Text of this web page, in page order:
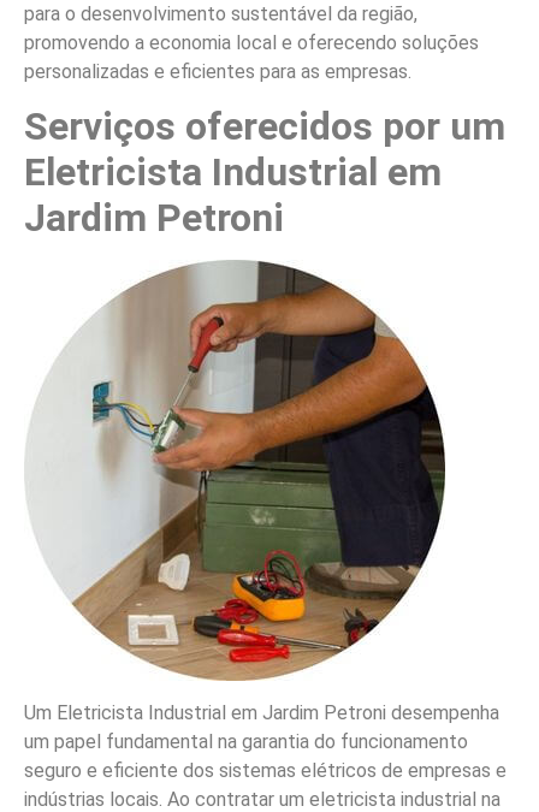
para o desenvolvimento sustentável da região,
promovendo a economia local e oferecendo soluções
personalizadas e eficientes para as empresas.
Serviços oferecidos por um
Eletricista Industrial em
Jardim Petroni
Um Eletricista Industrial em Jardim Petroni desempenha
um papel fundamental na garantia do funcionamento
seguro e eficiente dos sistemas elétricos de empresas e
indústrias locais. Ao contratar um eletricista industrial na